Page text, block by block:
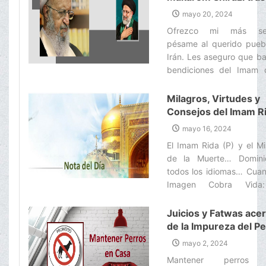
martirio del
de Irán
mayo 20, 2024
Ofrezco mi más
pésame al querido
Irán. Les aseguro que
bendiciones del Imam
perturbaciones en el
político del país.‌
Milagros, Virtudes y
Consejos del Imam
(P) mayo 16, 2024
El Imam Rida (P) y el
de la Muerte…
todos los idiomas…
Imagen Cobra
Dibujados… Hablar
animales…‌
Juicios y Fatwas
de la Impureza del
y Mantener Perros
mayo 2, 2024
Mantener perros